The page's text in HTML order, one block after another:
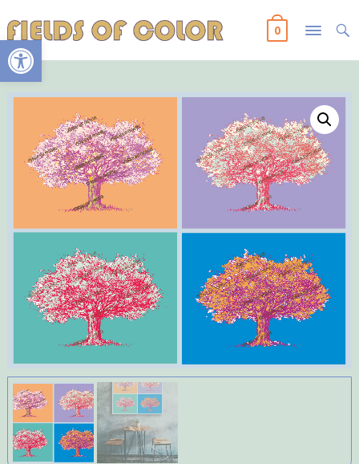
Ανοίξτε τη γραμμή εργαλείων 0